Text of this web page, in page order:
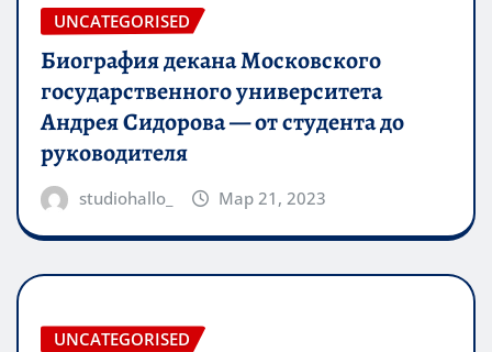
UNCATEGORISED
Биография декана Московского
государственного университета
Андрея Сидорова — от студента до
руководителя
studiohallo_ Мар 21, 2023
UNCATEGORISED